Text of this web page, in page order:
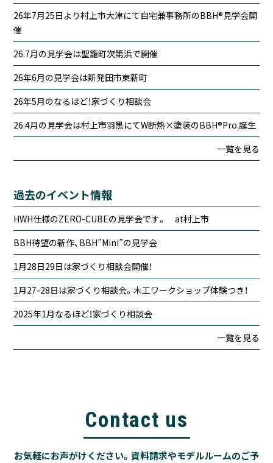
26年7月25日より村上市大津にて自宅兼事務所のBBH®見学会開
催
26.7月の見学会は聖籠町次第浜で開催
26年6月の見学会は新発田市東新町
26年5月のなるほど！家づくり相談会
26.4月の見学会は村上市羽黒にてW断熱×塗装のBBH®Pro.誕生
一覧を見る
過去のイベント情報
HWH仕様のZERO-CUBEの見学会です。 at村上市
BBH待望の新作、BBH”Mini”の見学会
1月28日29日は家づくり相談会開催！
1月27-28日は家づくり相談会。木工ワークショップ体験つき！
2025年1月なるほど！家づくり相談会
一覧を見る
Contact us
お気軽にお声がけください。資料請求やモデルルームのご予